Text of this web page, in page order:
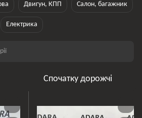
Двигун, КПП Салон, багажник
Електрика
Спочатку дорожчі